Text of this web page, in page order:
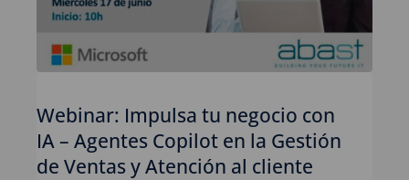
Webinar: Impulsa tu negocio con
IA – Agentes Copilot en la Gestión
de Ventas y Atención al cliente